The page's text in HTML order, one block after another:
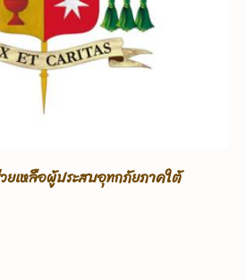
บอุทกภัยภาคใต้ กฤษฎีกา ข้อ